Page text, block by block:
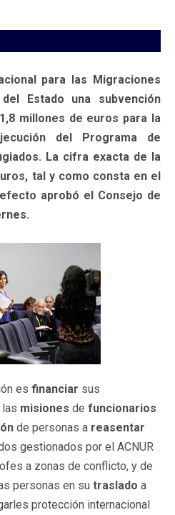
para las Migraciones
Estado una subvención
millones de euros para la
del Programa de
La cifra exacta de la
tal y como consta en el
aprobó el Consejo de
es financiar sus
misiones de funcionarios
de personas a reasentar
gestionados por el ACNUR
a zonas de conflicto, y de
personas en su traslado a
protección internacional